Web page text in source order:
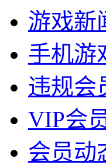
游戏新
手机游
违规会
VIP会
会员动